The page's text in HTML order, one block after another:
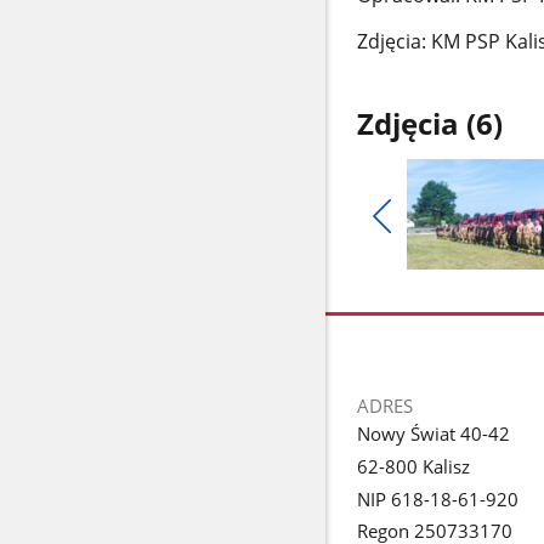
Zdjęcia: KM PSP
Zdjęcia (6)
Pokaż
poprzednie
stopka
ADRES
Nowy Świat 40-42
62-800 Kalisz
NIP 618-18-61-920
Regon 250733170